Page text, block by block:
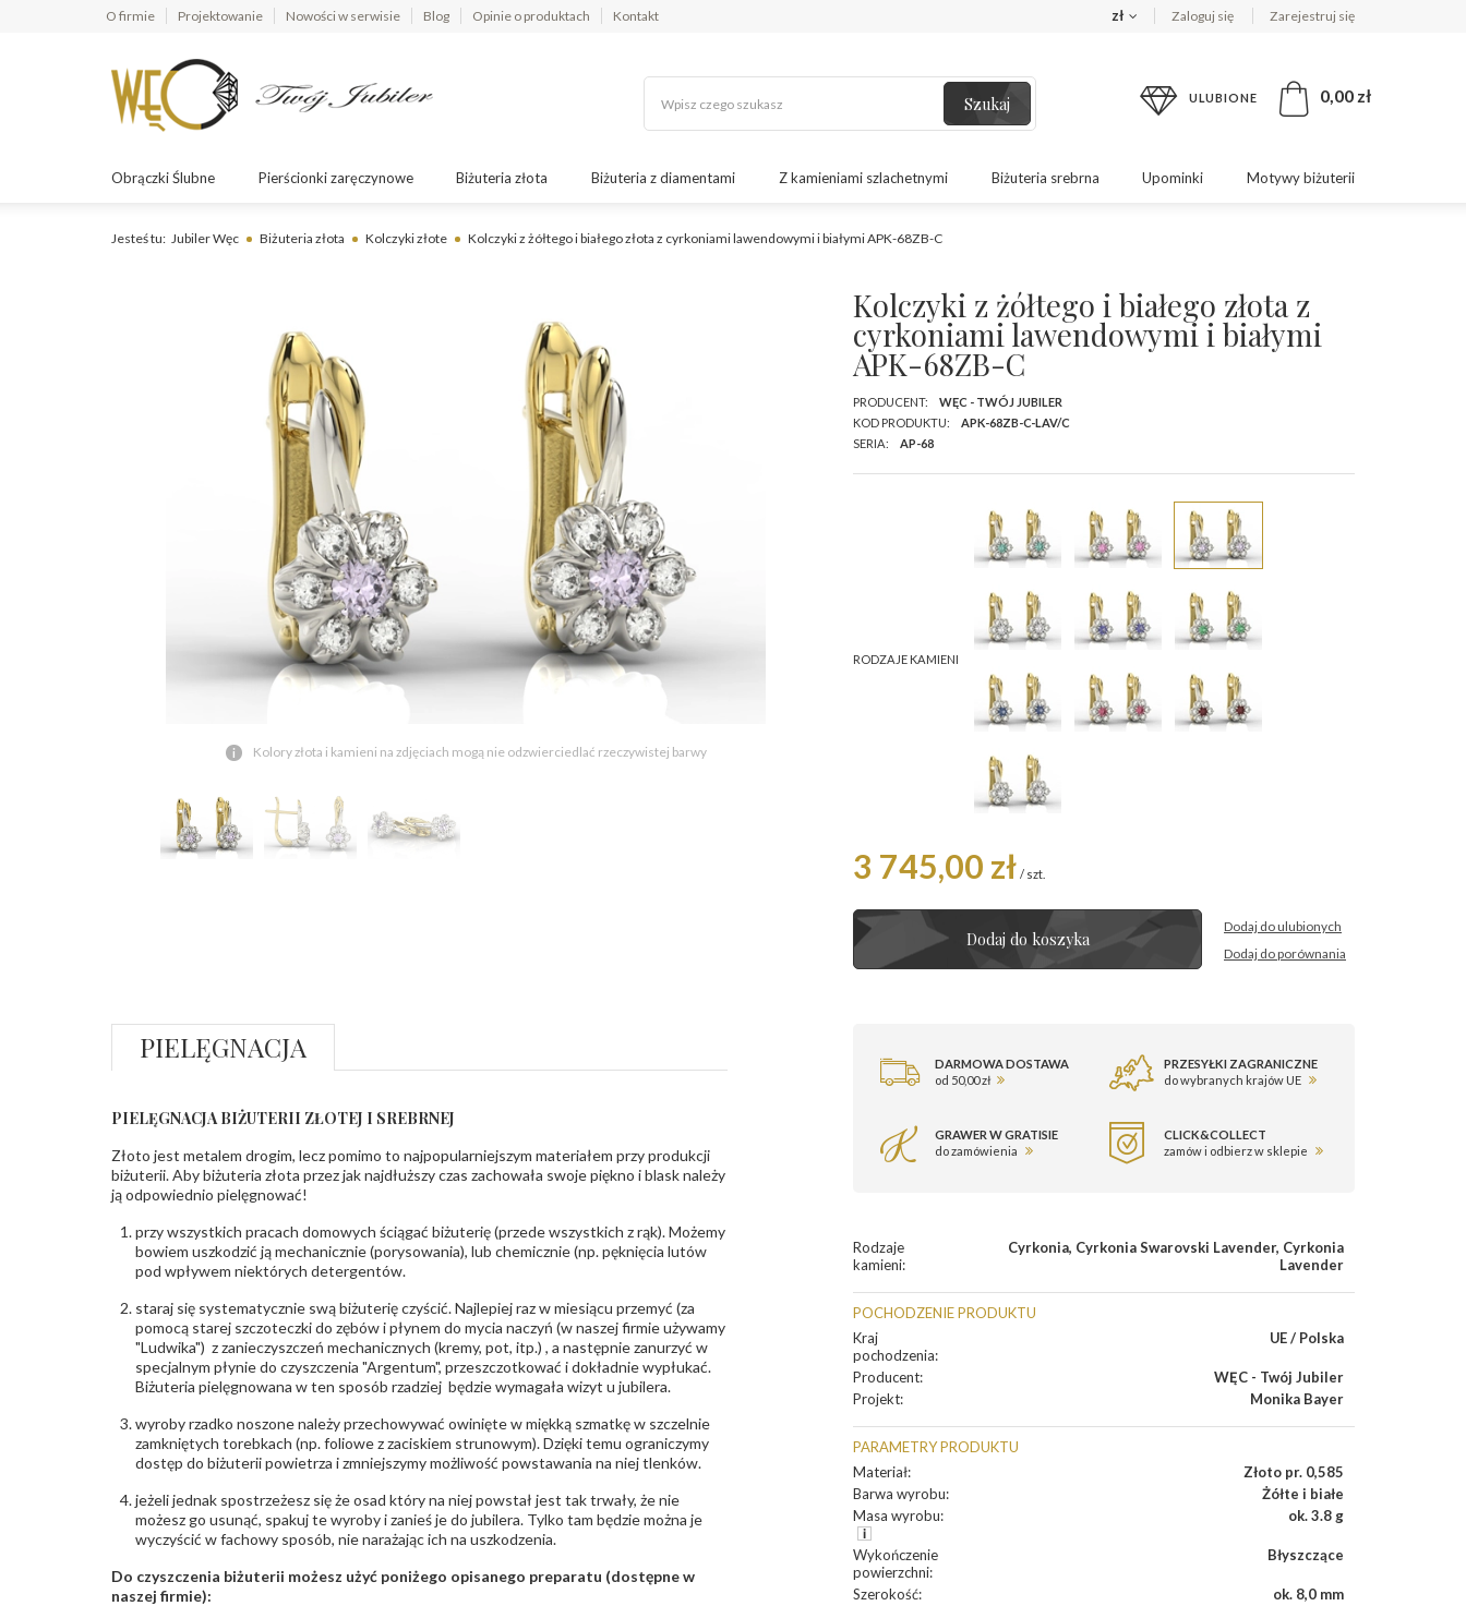
O firmie Projektowanie Nowości w serwisie Blog Opinie o produktach Kontakt zł Zaloguj się Zarejestruj się
Szukaj ULUBIONE 0,00 zł
Obrączki Ślubne Pierścionki zaręczynowe Biżuteria złota Biżuteria z diamentami Z kamieniami szlachetnymi Biżuteria srebrna Upominki Motywy biżuterii
Jesteś tu: Jubiler Węc Biżuteria złota Kolczyki złote Kolczyki z żółtego i białego złota z cyrkoniami lawendowymi i białymi APK-68ZB-C
Kolory złota i kamieni na zdjęciach mogą nie odzwierciedlać rzeczywistej barwy
Kolczyki z żółtego i białego złota z
cyrkoniami lawendowymi i białymi
APK-68ZB-C
PRODUCENT:
WĘC - TWÓJ JUBILER
KOD PRODUKTU:
APK-68ZB-C-LAV/C
SERIA:
AP-68
RODZAJE KAMIENI
3 745,00 zł / szt.
Dodaj do koszyka
Dodaj do ulubionych
Dodaj do porównania
DARMOWA DOSTAWA
od 50,00 zł
PRZESYŁKI ZAGRANICZNE
do wybranych krajów UE
GRAWER W GRATISIE
do zamówienia
CLICK&COLLECT
zamów i odbierz w sklepie
Rodzaje
kamieni:
Cyrkonia, Cyrkonia Swarovski Lavender, Cyrkonia
Lavender
POCHODZENIE PRODUKTU
Kraj
pochodzenia:
UE / Polska
Producent:
WĘC - Twój Jubiler
Projekt: Monika Bayer
PARAMETRY PRODUKTU
Materiał:
Złoto pr. 0,585
Barwa wyrobu:
Żółte i białe
Masa wyrobu: ok. 3.8 g
Wykończenie
powierzchni:
Błyszczące
Szerokość:
ok. 8,0 mm
PIELĘGNACJA
PIELĘGNACJA BIŻUTERII ZŁOTEJ I SREBRNEJ
Złoto jest metalem drogim, lecz pomimo to najpopularniejszym materiałem przy produkcji
biżuterii. Aby biżuteria złota przez jak najdłuższy czas zachowała swoje piękno i blask należy
ją odpowiednio pielęgnować!
przy wszystkich pracach domowych ściągać biżuterię (przede wszystkich z rąk). Możemy
bowiem uszkodzić ją mechanicznie (porysowania), lub chemicznie (np. pęknięcia lutów
pod wpływem niektórych detergentów.
staraj się systematycznie swą biżuterię czyścić. Najlepiej raz w miesiącu przemyć (za
pomocą starej szczoteczki do zębów i płynem do mycia naczyń (w naszej firmie używamy
"Ludwika") z zanieczyszczeń mechanicznych (kremy, pot, itp.) , a następnie zanurzyć w
specjalnym płynie do czyszczenia "Argentum", przeszczotkować i dokładnie wypłukać.
Biżuteria pielęgnowana w ten sposób rzadziej będzie wymagała wizyt u jubilera.
wyroby rzadko noszone należy przechowywać owinięte w miękką szmatkę w szczelnie
zamkniętych torebkach (np. foliowe z zaciskiem strunowym). Dzięki temu ograniczymy
dostęp do biżuterii powietrza i zmniejszymy możliwość powstawania na niej tlenków.
jeżeli jednak spostrzeżesz się że osad który na niej powstał jest tak trwały, że nie
możesz go usunąć, spakuj te wyroby i zanieś je do jubilera. Tylko tam będzie można je
wyczyścić w fachowy sposób, nie narażając ich na uszkodzenia.
Do czyszczenia biżuterii możesz użyć poniżego opisanego preparatu (dostępne w
naszej firmie):